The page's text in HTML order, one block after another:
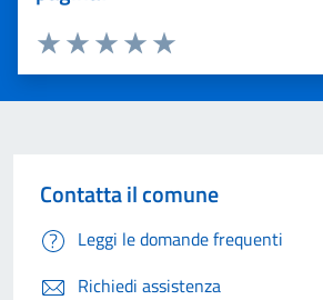
Valuta 5 stelle su 5
Valuta 4 stelle su 5
Valuta 3 stelle su 5
Valuta 2 stelle su 5
Valuta 1 stelle su 5
Contatta il comune
Leggi le domande frequenti
Richiedi assistenza